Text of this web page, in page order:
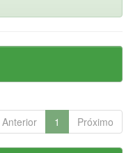
Anterior 1 Próximo